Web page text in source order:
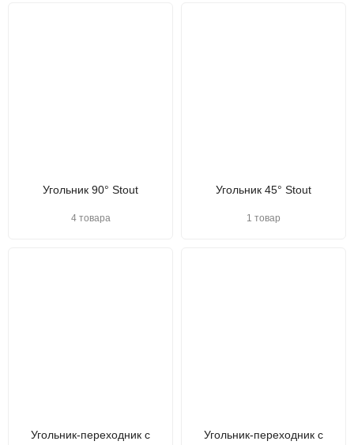
Угольник 90° Stout
4 товара
Угольник 45° Stout
1 товар
Угольник-переходник с
Угольник-переходник с